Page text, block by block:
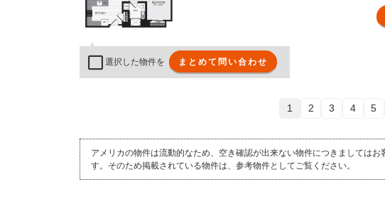
選択した物件を まとめて問い合わせ
1 2 3 4 5
アメリカの物件は流動的なため、空き確認が出来ない物件につきましては
す。そのため掲載されている物件は、参考物件としてご覧ください。